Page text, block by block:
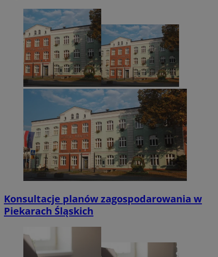
Konsultacje planów zagospodarowania w
Piekarach Śląskich